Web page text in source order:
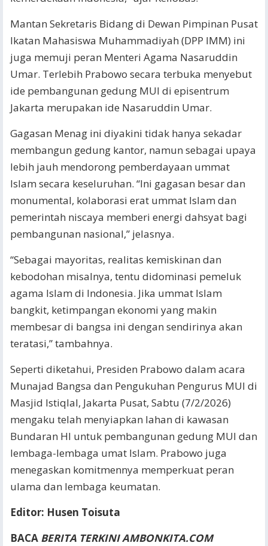
Mantan Sekretaris Bidang di Dewan Pimpinan Pusat
Ikatan Mahasiswa Muhammadiyah (DPP IMM) ini
juga memuji peran Menteri Agama Nasaruddin
Umar. Terlebih Prabowo secara terbuka menyebut
ide pembangunan gedung MUI di episentrum
Jakarta merupakan ide Nasaruddin Umar.
Gagasan Menag ini diyakini tidak hanya sekadar
membangun gedung kantor, namun sebagai upaya
lebih jauh mendorong pemberdayaan ummat
Islam secara keseluruhan. “Ini gagasan besar dan
monumental, kolaborasi erat ummat Islam dan
pemerintah niscaya memberi energi dahsyat bagi
pembangunan nasional,” jelasnya.
“Sebagai mayoritas, realitas kemiskinan dan
kebodohan misalnya, tentu didominasi pemeluk
agama Islam di Indonesia. Jika ummat Islam
bangkit, ketimpangan ekonomi yang makin
membesar di bangsa ini dengan sendirinya akan
teratasi,” tambahnya.
Seperti diketahui, Presiden Prabowo dalam acara
Munajad Bangsa dan Pengukuhan Pengurus MUI di
Masjid Istiqlal, Jakarta Pusat, Sabtu (7/2/2026)
mengaku telah menyiapkan lahan di kawasan
Bundaran HI untuk pembangunan gedung MUI dan
lembaga-lembaga umat Islam. Prabowo juga
menegaskan komitmennya memperkuat peran
ulama dan lembaga keumatan.
Editor: Husen Toisuta
BACA BERITA TERKINI AMBONKITA.COM